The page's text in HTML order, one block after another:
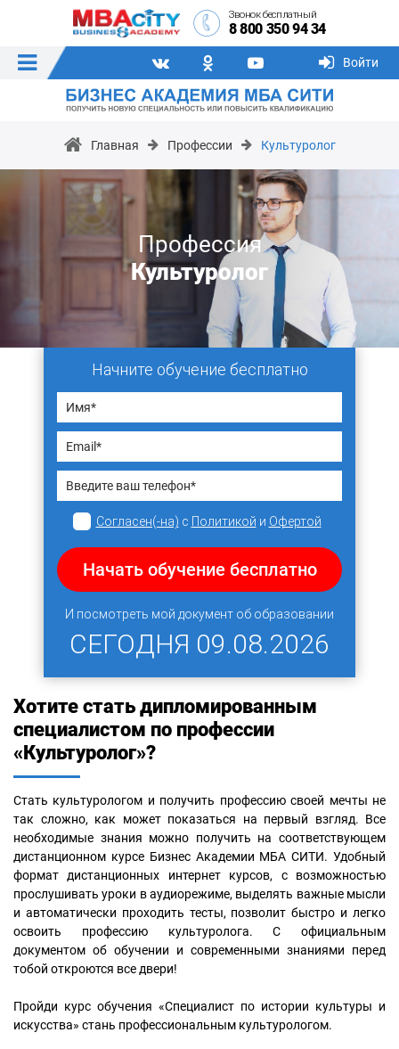
Звонок бесплатный
8 800 350 94 34
Войти
Главная Профессии Культуролог
Профессия
Культуролог
Начните обучение бесплатно
Согласен(-на) с Политикой и Офертой
Начать обучение бесплатно
И посмотреть мой документ об образовании
СЕГОДНЯ 09.08.2026
Хотите стать дипломированным
специалистом по профессии
«Культуролог»?
Стать культурологом и получить профессию своей мечты не
так сложно, как может показаться на первый взгляд. Все
необходимые знания можно получить на соответствующем
дистанционном курсе Бизнес Академии МБА СИТИ. Удобный
формат дистанционных интернет курсов, с возможностью
прослушивать уроки в аудиорежиме, выделять важные мысли
и автоматически проходить тесты, позволит быстро и легко
освоить профессию культуролога. С официальным
документом об обучении и современными знаниями перед
тобой откроются все двери!
Пройди курс обучения «Специалист по истории культуры и
искусства» стань профессиональным культурологом.